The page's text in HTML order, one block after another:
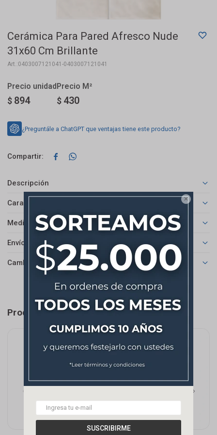

SUSCRIBIRME
Cerámica Para Pared Afresco Nude
31x60 Cm Brillante
0403007121041-0403007121041
$ 894 $ 430
¿Preguntále a ChatGPT que ventajas tiene este producto?
 
Descripción
Características
Medios de pago
Envíos
Cambios y Devoluciones
Productos que te pueden interesar